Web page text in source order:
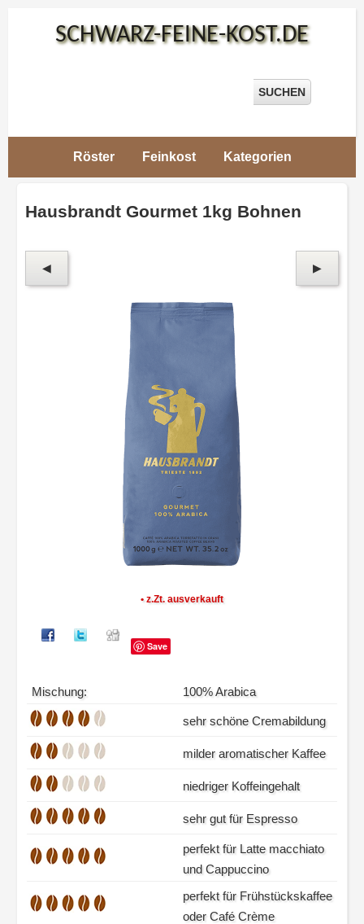
SCHWARZ-FEINE-KOST.DE
SUCHEN
Schwarz-
Kost>
Gourmet
Röster Feinkost Kategorien
Hausbrandt Gourmet 1kg Bohnen
◀ ▶
• z.Zt. ausverkauft
Save
Mischung: 100% Arabica
sehr schöne Cremabildung
milder aromatischer Kaffee
niedriger Koffeingehalt
sehr gut für Espresso
perfekt für Latte macchiato
und Cappuccino
perfekt für Frühstückskaffee
oder Café Crème